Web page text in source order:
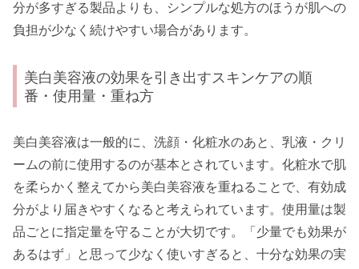
分が多すぎる製品よりも、シンプルな処方のほうが肌への
負担が少なく続けやすい場合があります。
美白美容液の効果を引き出すスキンケアの順
番・使用量・重ね方
美白美容液は一般的に、洗顔・化粧水のあと、乳液・クリ
ームの前に使用するのが基本とされています。化粧水で肌
を柔らかく整えてから美白美容液を重ねることで、有効成
分がより届きやすくなると考えられています。使用量は製
品ごとに指定量を守ることが大切です。「少量でも効果が
あるはず」と思って少なく使いすぎると、十分な効果の実